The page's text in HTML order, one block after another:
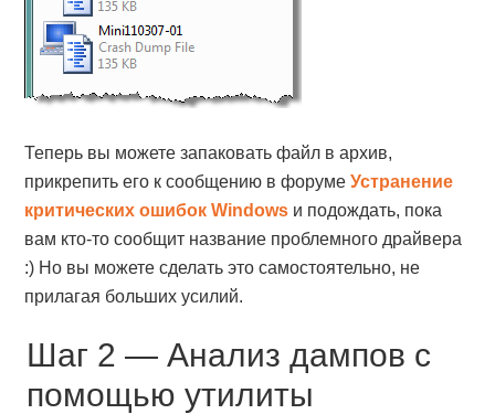
Теперь вы можете запаковать файл в архив,
прикрепить его к сообщению в форумеУстранение
критических ошибок Windows и подождать, пока
вам кто-то сообщит название проблемного драйвера
:) Но вы можете сделать это самостоятельно, не
прилагая больших усилий.
Шаг 2 — Анализ дампов с
помощью утилиты